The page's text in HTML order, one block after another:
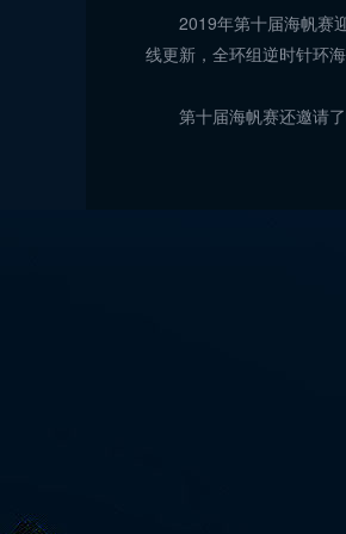
2019年第十届海帆赛
线更新，全环组逆时针环
第十届海帆赛还邀请